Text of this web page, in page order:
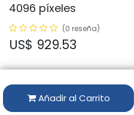
4096 píxeles
(0 reseña)
US$ 929.53
Añadir al Carrito